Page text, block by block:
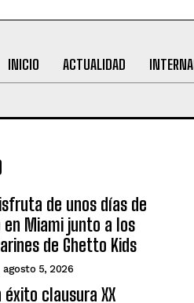
INICIO ACTUALIDAD
de unos días de
en Miami junto a los
de Ghetto Kids
agosto 5, 2026
éxito clausura XX